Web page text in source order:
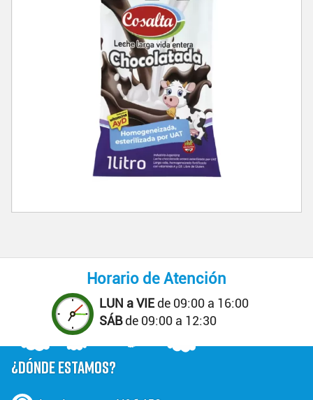
Horario de Atención
LUN a VIE de 09:00 a 16:00
SÁBde 09:00 a 12:30
¿DÓNDE ESTAMOS?